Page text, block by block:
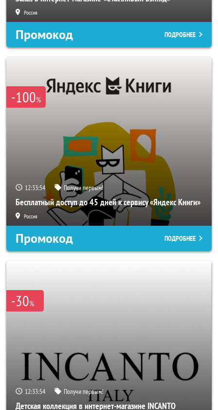
Россия
Промокод ПОДРОБНЕЕ
-100%
12:33:52 Получи первым!
Бесплатный доступ до 45 дней к сервису «Яндекс Книги»
Россия
Промокод ПОДРОБНЕЕ
-30%
12:33:52 Получи первым!
Детская коллекция в интернет-магазине INCANTO